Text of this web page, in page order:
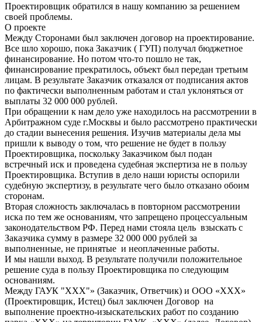
Проектировщик обратился в нашу компанию за решением
своей проблемы.
О проекте
Между Сторонами был заключен договор на проектирование.
Все шло хорошо, пока Заказчик ( ГУП) получал бюджетное
финансирование. Но потом что-то пошло не так,
финансирование прекратилось, объект был передан третьим
лицам. В результате Заказчик отказался от подписания актов
по фактически выполненным работам и стал уклоняться от
выплаты 32 000 000 рублей.
При обращении к нам дело уже находилось на рассмотрении в
Арбитражном суде г.Москвы и было рассмотрено практически
до стадии вынесения решения. Изучив материалы дела мы
пришли к выводу о том, что решение не будет в пользу
Проектировщика, поскольку Заказчиком был подан
встречный иск и проведена судебная экспертиза не в пользу
Проектировщика. Вступив в дело наши юристы оспорили
судебную экспертизу, в результате чего было отказано обоим
сторонам.
Вторая сложность заключалась в повторном рассмотрении
иска по тем же основаниям, что запрещено процессуальным
законодательством РФ. Перед нами стояла цель взыскать с
Заказчика сумму в размере 32 000 000 рублей за
выполненные, не принятые и неоплаченные работы.
И мы нашли выход. В результате получили положительное
решение суда в пользу Проектировщика по следующим
основаниям.
Между ГАУК "ХХХ"» (Заказчик, Ответчик) и ООО «ХХХ»
(Проектировщик, Истец) был заключен Договор на
выполнение проектно-изыскательских работ по созданию